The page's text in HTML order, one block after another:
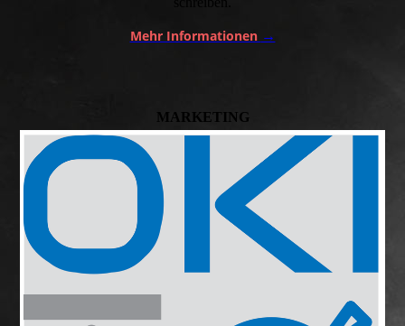
Mehr Informationen →
MARKETING